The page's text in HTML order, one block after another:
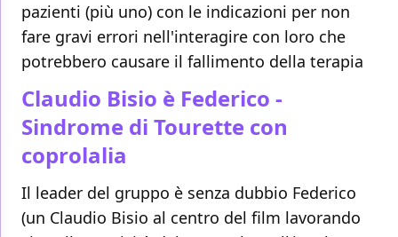
pazienti (più uno) con le indicazioni per non
fare gravi errori nell'interagire con loro che
potrebbero causare il fallimento della terapia
Claudio Bisio è Federico -
Sindrome di Tourette con
coprolalia
Il leader del gruppo è senza dubbio Federico
(un Claudio Bisio al centro del film lavorando